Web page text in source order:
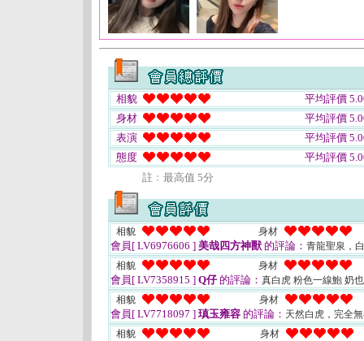
相貌
平均評價
身材
平均評價
表演
平均評價
態度
平均評價
註﹕最高值 5分
相貌 身材
會員[ LV6976606 ] 美哉四方神獸 的評論： 青龍聖泉，
相貌
身材
會員[ LV7358915 ] Q仔的評論： 真白虎 粉色一線鮑 奶
相貌
身材
會員[ LV7718097 ] 瑱玉雍容 的評論： 天然白虎，完全
相貌
身材